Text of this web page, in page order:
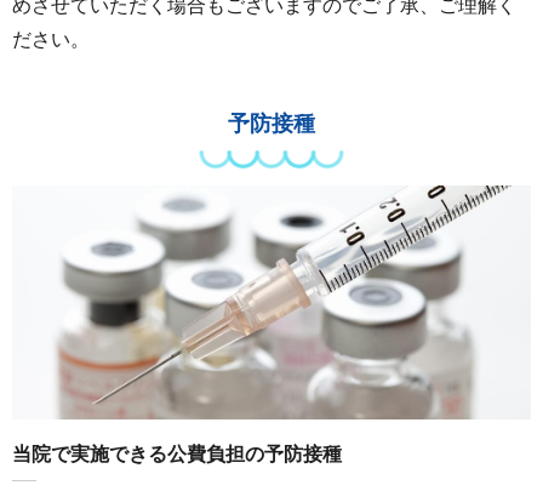
めさせていただく場合もございますのでご了承、ご理解く
ださい。
予防接種
当院で実施できる公費負担の予防接種